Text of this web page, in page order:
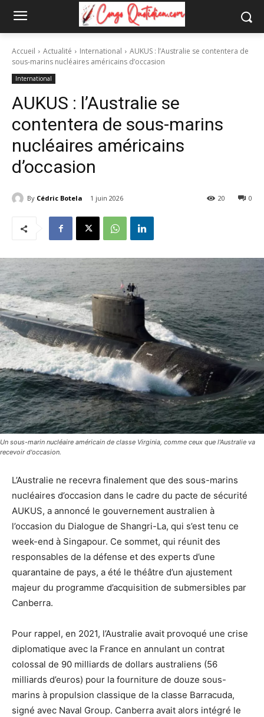
Accueil Actualité International
AUKUS : l’Australie se contentera de
sous-marins nucléaires américains d’occasion
International
AUKUS : l’Australie se
contentera de sous-marins
nucléaires américains
d’occasion
By Cédric Botela 1 juin 2026 0
20
Un sous-marin nucléaire américain de classe Virginia, comme ceux que l'Australie va
recevoir d'occasion.
L’Australie ne recevra finalement que des sous-marins
nucléaires d’occasion dans le cadre du pacte de sécurité
AUKUS, a annoncé le gouvernement australien à
l’occasion du Dialogue de Shangri-La, qui s’est tenu ce
week-end à Singapour. Ce sommet, qui réunit des
responsables de la défense et des experts d’une
quarantaine de pays, a été le théâtre d’un ajustement
majeur du programme d’acquisition de submersibles par
Canberra.
Pour rappel, en 2021, l’Australie avait provoqué une crise
diplomatique avec la France en annulant un contrat
colossal de 90 milliards de dollars australiens (56
milliards d’euros) pour la fourniture de douze sous-
marins à propulsion classique de la classe Barracuda,
signé avec Naval Group. Canberra avait alors intégré le